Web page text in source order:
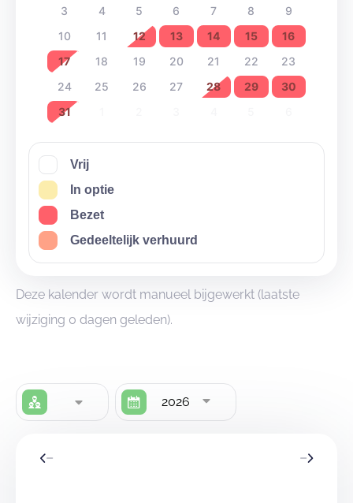
3
4 5 6 7 8
9
10
11 12 13 14 15
16
17
18 19 20 21 22
23
24
25 26 27 28 29
30
31
Vrij
In optie
Bezet
Gedeeltelijk verhuurd
Deze kalender wordt manueel bijgewerkt (laatste
wijziging 0 dagen geleden).
2026